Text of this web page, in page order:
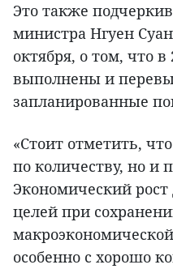
Это также
министра Нгуен
октября, о том, что в
выполнены и
запланированные
«Стоит отметить,
по количеству, но и
Экономический рост
целей при
особенно с хорошо